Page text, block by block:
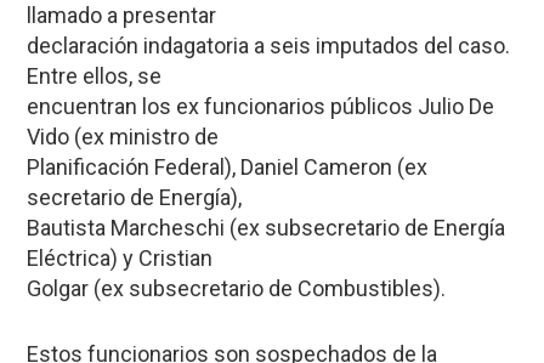
llamado a presentar
declaración indagatoria a seis imputados del caso.
Entre ellos, se
encuentran los ex funcionarios públicos Julio De
Vido (ex ministro de
Planificación Federal), Daniel Cameron (ex
secretario de Energía),
Bautista Marcheschi (ex subsecretario de Energía
Eléctrica) y Cristian
Golgar (ex subsecretario de Combustibles).
Estos funcionarios son sospechados de la